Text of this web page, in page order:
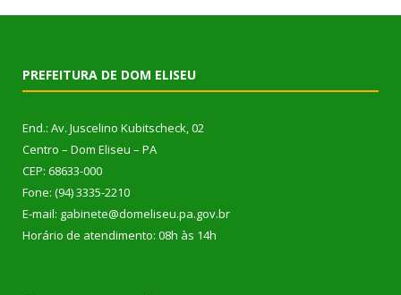
PREFEITURA DE DOM ELISEU
End.: Av. Juscelino Kubitscheck, 02
Centro – Dom Eliseu – PA
CEP: 68633-000
Fone: (94) 3335-2210
E-mail: gabinete@domeliseu.pa.gov.br
Horário de atendimento: 08h às 14h